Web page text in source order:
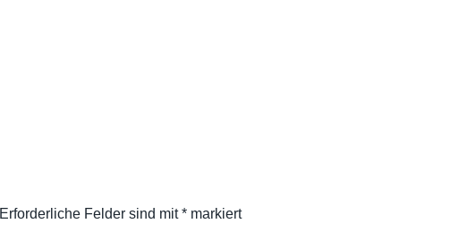
Erforderliche Felder sind mit*markiert